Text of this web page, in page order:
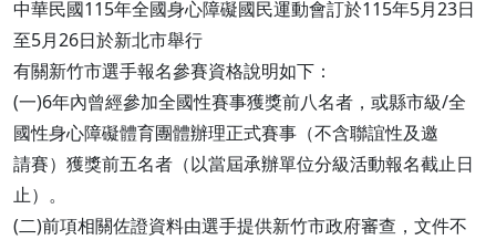
中華民國115年全國身心障礙國民運動會訂於115年5月23日
至5月26日於新北市舉行
有關新竹市選手報名參賽資格說明如下：
(一)6年內曾經參加全國性賽事獲獎前八名者，或縣市級/全
國性身心障礙體育團體辦理正式賽事（不含聯誼性及邀
請賽）獲獎前五名者（以當屆承辦單位分級活動報名截止日
止）。
(二)前項相關佐證資料由選手提供新竹市政府審查，文件不